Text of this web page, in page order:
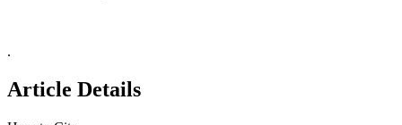
.
Article Details